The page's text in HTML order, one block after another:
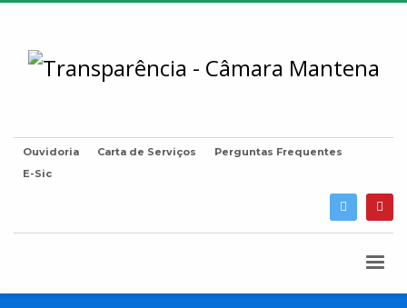
Ouvidoria Carta de Serviços
Perguntas Frequentes
E-Sic